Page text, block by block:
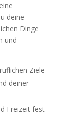
deine
Dinge
und
Ziele
deiner
Freizeit fest